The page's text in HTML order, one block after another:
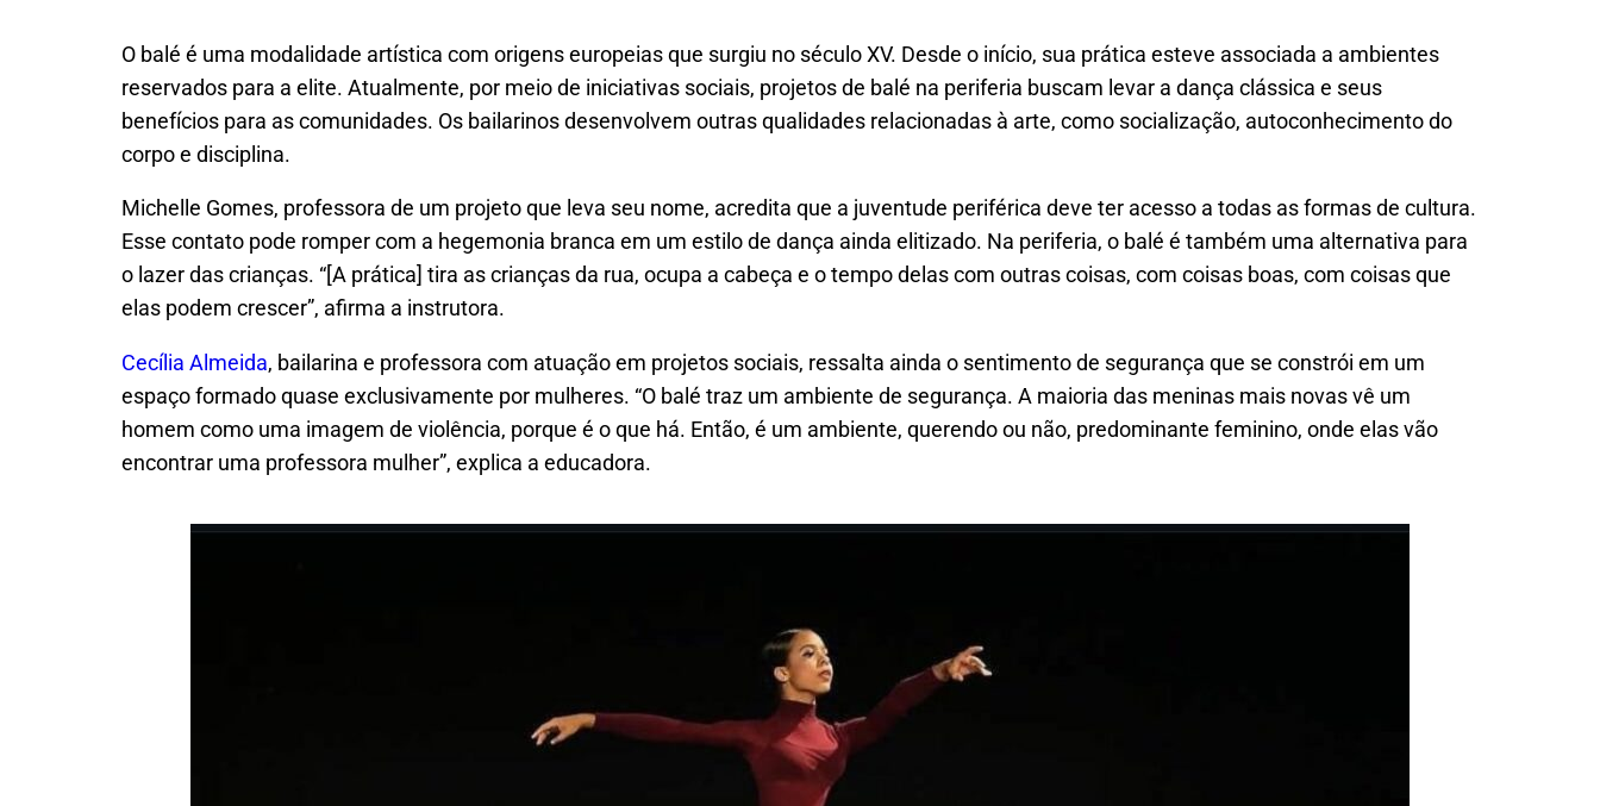
O balé é uma modalidade artística com origens europeias que surgiu no século XV. Desde o início, sua prática esteve associada a ambientes
reservados para a elite. Atualmente, por meio de iniciativas sociais, projetos de balé na periferia buscam levar a dança clássica e seus
benefícios para as comunidades. Os bailarinos desenvolvem outras qualidades relacionadas à arte, como socialização, autoconhecimento do
corpo e disciplina.
Michelle Gomes, professora de um projeto que leva seu nome, acredita que a juventude periférica deve ter acesso a todas as formas de cultura.
Esse contato pode romper com a hegemonia branca em um estilo de dança ainda elitizado. Na periferia, o balé é também uma alternativa para
o lazer das crianças. “[A prática] tira as crianças da rua, ocupa a cabeça e o tempo delas com outras coisas, com coisas boas, com coisas que
elas podem crescer”, afirma a instrutora.
Cecília Almeida, bailarina e professora com atuação em projetos sociais, ressalta ainda o sentimento de segurança que se constrói em um
espaço formado quase exclusivamente por mulheres. “O balé traz um ambiente de segurança. A maioria das meninas mais novas vê um
homem como uma imagem de violência, porque é o que há. Então, é um ambiente, querendo ou não, predominante feminino, onde elas vão
encontrar uma professora mulher”, explica a educadora.